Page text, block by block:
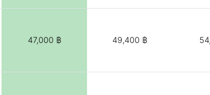
47,000 ฿ 49,400 ฿